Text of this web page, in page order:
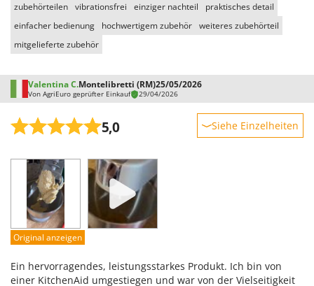
zubehörteilen vibrationsfrei einziger nachteil
praktisches detail
einfacher bedienung
hochwertigem zubehör weiteres zubehörteil
mitgelieferte zubehör
Valentina C.Montelibretti (RM)25/05/2026
Von AgriEuro geprüfter Einkauf 29/04/2026
5,0 Siehe Einzelheiten
Leistung
Benutzerfreundlichkeit
Qualität / Preis
Schwierigkeitsgrad Zusammenbau
Original anzeigen
Ein hervorragendes, leistungsstarkes Produkt. Ich bin von
einer KitchenAid umgestiegen und war von der Vielseitigkeit